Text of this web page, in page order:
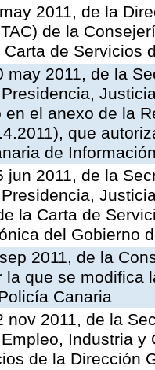
2011, de la
de la
de Servicios
may 2011, de la
en el anexo de la
que
de
jun 2011, de la
la Carta de
del Gobierno
2011, de la
la que se modifica
Canaria
nov 2011, de la
Industria
de la Dirección